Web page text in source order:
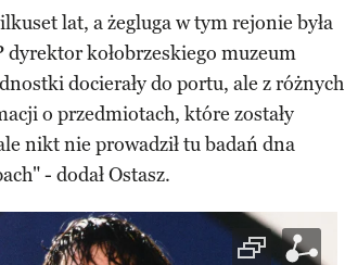
lat, a żegluga w tym rejonie była
dyrektor kołobrzeskiego muzeum
docierały do portu, ale z różnych
o przedmiotach, które zostały
nikt nie prowadził tu badań dna
- dodał Ostasz.